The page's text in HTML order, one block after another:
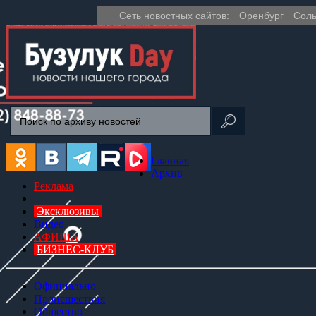
Сеть новостных сайтов: Оренбург
Главная
Архив
Реклама
Эксклюзивы
Видео
АФИША
БИЗНЕС-КЛУБ
Официально
Происшествия
Общество